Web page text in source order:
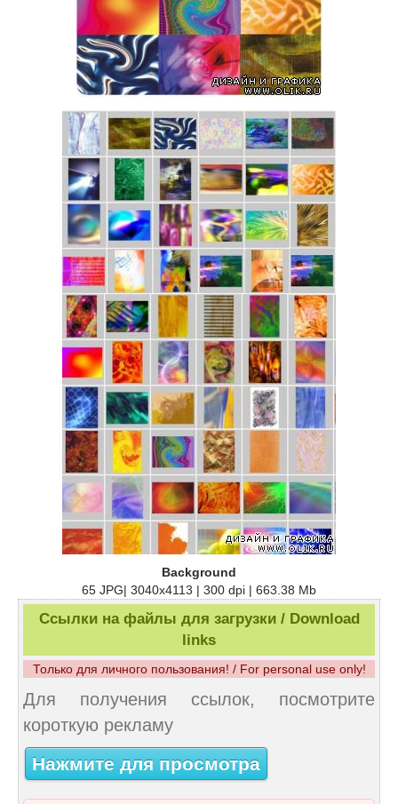
Background
65 JPG| 3040x4113 | 300 dpi | 663.38 Mb
Ссылки на файлы для загрузки / Download
links
Только для личного пользования! / For personal use only!
Для получения ссылок, посмотрите
короткую рекламу
Нажмите для просмотра